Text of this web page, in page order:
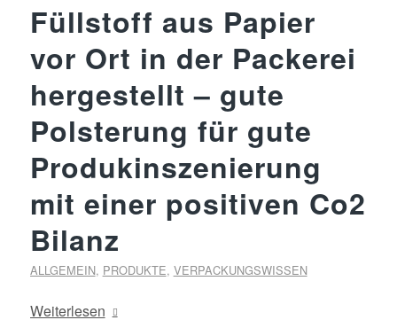
Füllstoff aus Papier
vor Ort in der Packerei
hergestellt – gute
Polsterung für gute
Produkinszenierung
mit einer positiven Co2
Bilanz
ALLGEMEIN, PRODUKTE, VERPACKUNGSWISSEN
Weiterlesen